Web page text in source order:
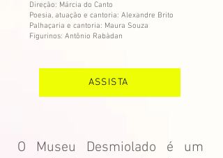
Direção: Márcia do Canto
Poesia, atuação e cantoria: Alexandre Brito
Palhaçaria e cantoria: Maura Souza
Figurinos: Antônio Rabàdan
ASSISTA
O Museu Desmiolado é um